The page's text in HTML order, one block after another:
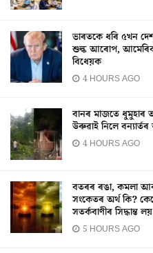
ভাৰতকে ধৰি ৫খন
শুল্ক আৰোপ,
বিধেয়ক
4 HOURS AGO
বানৰ মাজতে ধুমুহাৰ
উৰুৱাই নিলে
4 HOURS AGO
বতৰৰ ৰঙা, কমলা
সংকেতৰ অৰ্থ কি?
সতৰ্কবাণীৰ সিদ্ধান্ত
5 HOURS AGO